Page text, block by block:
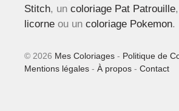
Stitch, un coloriage Pat Patrouille
licorne ou un coloriage Pokemon.
© 2026 Mes Coloriages - Politique de
Mentions légales - À propos - Contact